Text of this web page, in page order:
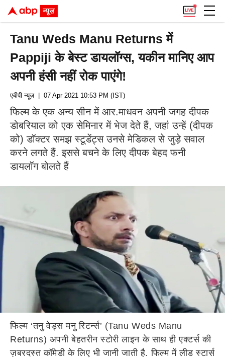
Tanu Weds Manu Returns में
Pappiji के बेस्ट डायलॉग्स, यकीन मानिए आप
अपनी हंसी नहीं रोक पाएंगे!
एबीपी न्यूज़| 07 Apr 2021 10:53 PM (IST)
फिल्म के एक अन्य सीन में आर.माधवन अपनी जगह दीपक
डोबरियाल को एक सेमिनार में भेज देते हैं, जहां उन्हें (दीपक
को) डॉक्टर समझ स्टूडेंट्स उनसे मेडिकल से जुड़े सवाल
करने लगते हैं. इससे बचने के लिए दीपक बेहद फनी
डायलॉग बोलते हैं
फिल्म ‘तनु वेड्स मनु रिटर्न्स’ (Tanu Weds Manu
Returns) अपनी बेहतरीन स्टोरी लाइन के साथ ही एक्टर्स की
ज़बरदस्त कॉमेडी के लिए भी जानी जाती है. फिल्म में लीड स्टार्स